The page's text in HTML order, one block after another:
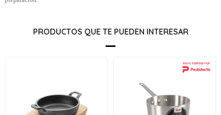
PRODUCTOS QUE TE PUEDEN INTERESAR